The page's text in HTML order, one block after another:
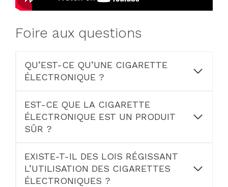
Foire aux questions
QU’EST-CE QU’UNE CIGARETTE
ÉLECTRONIQUE ?
EST-CE QUE LA CIGARETTE
ÉLECTRONIQUE EST UN PRODUIT
SÛR ?
EXISTE-T-IL DES LOIS RÉGISSANT
L’UTILISATION DES CIGARETTES
ÉLECTRONIQUES ?